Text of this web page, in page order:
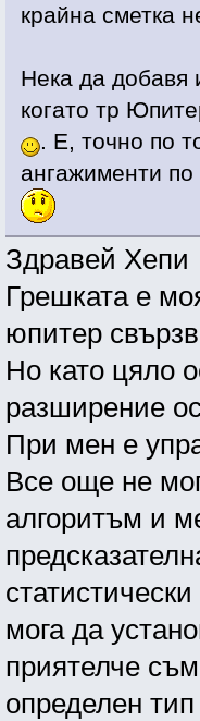
крайна сметка
Нека да добавя
когато тр
. Е, точно по
ангажименти
Здравей
Грешката е
юпитер
Но като цяло
разширение
При мен е
Все още не
алгоритъм и
мога да
приятелче
определен